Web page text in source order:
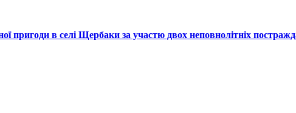
пригоди в селі Щербаки за участю двох неповнолітніх